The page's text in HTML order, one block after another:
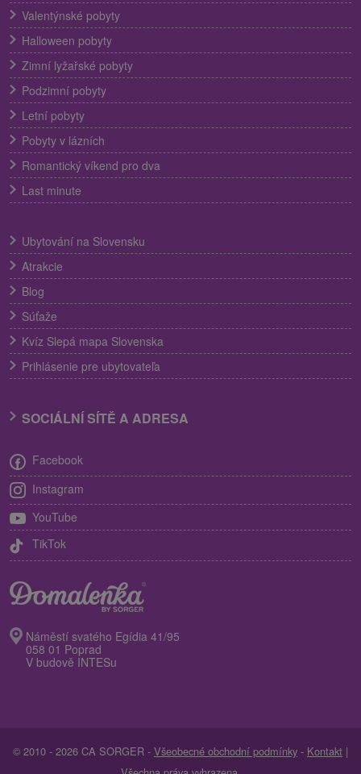
Valentýnské pobyty
Halloween pobyty
Zimní lyžařské pobyty
Podzimní pobyty
Letní pobyty
Pobyty v lázních
Romantický víkend pro dva
Last minute
Ubytování na Slovensku
Atrakcie
Blog
Súťaže
Kvíz Slepá mapa Slovenska
Prihlásenie pre ubytovateľa
SOCIÁLNÍ SÍTĚ A ADRESA
Facebook
Instagram
YouTube
TikTok
Náměstí svatého Egídia 41/95
058 01 Poprad
V budově INTESu
© 2010 - 2026 CA SORGER - Všeobecné obchodní podmínky - Kontakt |